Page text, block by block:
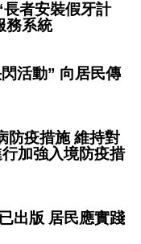
者安裝假牙計
務系統
活動” 向居民傳
防疫措施 維持對
加強入境防疫措
出版 居民應實踐